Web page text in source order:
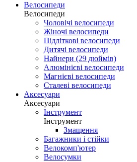
Велосипеди
Велосипеди
Чоловічі велосипеди
Жіночі велосипеди
Підліткові велосипеди
Дитячі велосипеди
Найнери (29 дюймів)
Алюмінієві велосипеди
Магнієві велосипеди
Сталеві велосипеди
Аксесуари
Аксесуари
Інструмент
Інструмент
Змащення
Багажники і стійки
Велокомп'ютер
Велосумки